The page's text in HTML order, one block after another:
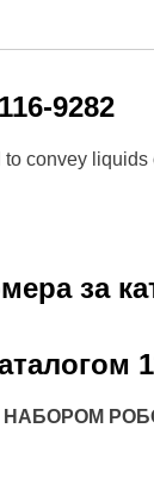
116-9282
convey
за
НАБОРОМ